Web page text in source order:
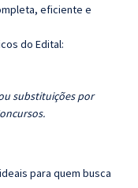
eficiente e
do Edital:
substituições por
para quem busca